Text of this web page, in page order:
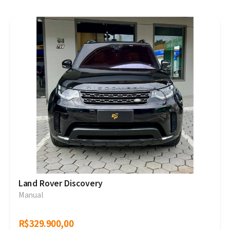
Land Rover Discovery
Manual
R$329.900,00
R$329.900,00